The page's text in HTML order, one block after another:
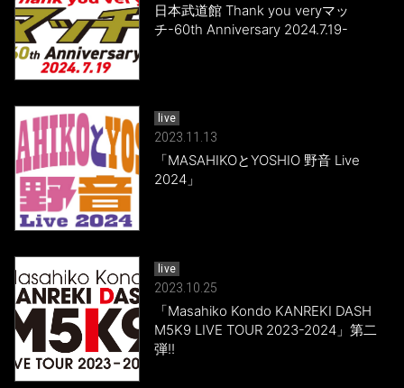
日本武道館 Thank you veryマッ
チ-60th Anniversary 2024.7.19-
live
2023.11.13
「MASAHIKOとYOSHIO 野音 Live
2024」
live
2023.10.25
「Masahiko Kondo KANREKI DASH
M5K9 LIVE TOUR 2023-2024」第二
弾!!